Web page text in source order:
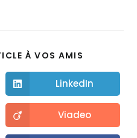
À VOS AMIS
LinkedIn
Viadeo